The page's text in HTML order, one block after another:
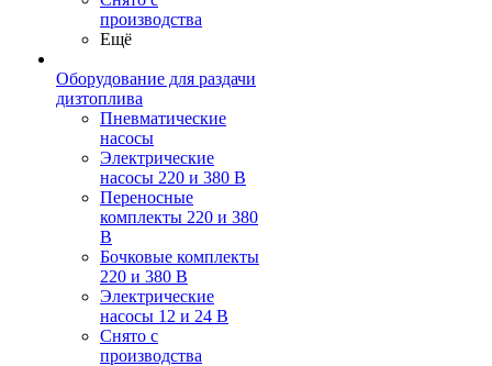
производства
Ещё
Оборудование для раздачи
дизтоплива
Пневматические
насосы
Электрические
насосы 220 и 380 В
Переносные
комплекты 220 и 380
В
Бочковые комплекты
220 и 380 В
Электрические
насосы 12 и 24 В
Снято с
производства